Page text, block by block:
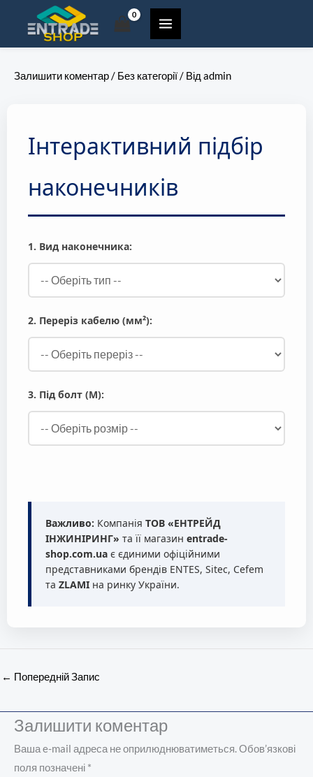
вмісту
Залишити коментар/ Без категорії/ Від admin
Інтерактивний підбір
наконечників
1. Вид наконечника:
2. Переріз кабелю (мм²):
3. Під болт (М):
Важливо: Компанія ТОВ «ЕНТРЕЙД
ІНЖИНІРИНГ» та її магазин entrade-
shop.com.ua є єдиними офіційними
представниками брендів ENTES, Sitec, Cefem
та ZLAMI на ринку України.
← Попередній Запис
Залишити коментар
Ваша e-mail адреса не оприлюднюватиметься.Обов’язкові
поля позначені *